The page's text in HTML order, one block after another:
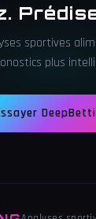
sportives
plus